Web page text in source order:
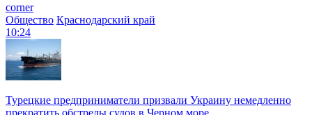
corner
Общество Краснодарский край
10:24
Турецкие предприниматели призвали Украину немедленно
прекратить обстрелы судов в Черном море